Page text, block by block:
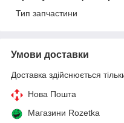
Тип запчастини
Умови доставки
Доставка здійснюється
Нова Пошта
Магазини Rozetka